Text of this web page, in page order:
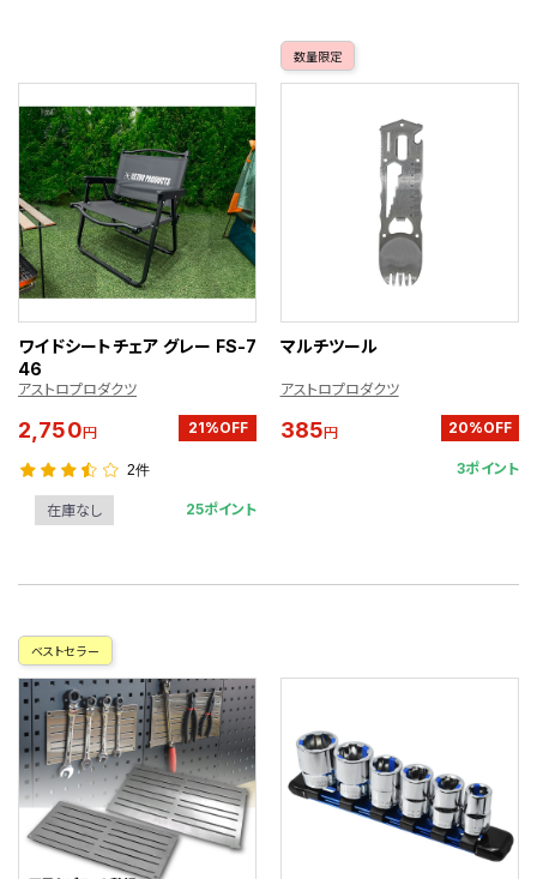
ワイドシートチェア グレー FS-7
46
アストロプロダクツ
2,750円 21%OFF
2件
在庫なし 25ポイント
数量限定
マルチツール
アストロプロダクツ
385円 20%OFF
3ポイント
ベストセラー